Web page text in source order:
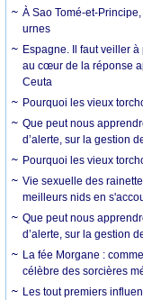
À Sao Tomé-et-
urnes
Espagne. Il faut veiller
au cœur de la réponse
Ceuta
Pourquoi les vieux
Que peut nous
d’alerte, sur la gestion
Pourquoi les vieux
Vie sexuelle des
meilleurs nids en
Que peut nous
d’alerte, sur la gestion
La fée Morgane :
célèbre des sorcières
Les tout premiers